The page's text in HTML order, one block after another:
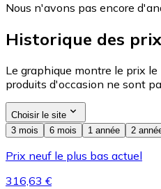
Nous n'avons pas encore
Historique des prix
Le graphique montre le prix
produits d'occasion ne sont
Choisir le site
3 mois
6 mois 1 année 2
Prix neuf le plus bas actuel
316,63 €